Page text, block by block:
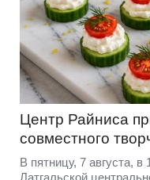
Центр Райниса
совместного
В пятницу, 7 августа,